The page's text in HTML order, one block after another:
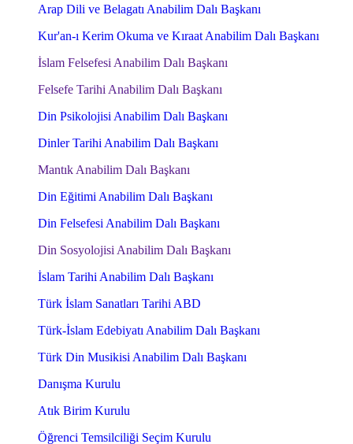
Arap Dili ve Belagatı Anabilim Dalı Başkanı
Kur'an-ı Kerim Okuma ve Kıraat Anabilim Dalı Başkanı
İslam Felsefesi Anabilim Dalı Başkanı
Felsefe Tarihi Anabilim Dalı Başkanı
Din Psikolojisi Anabilim Dalı Başkanı
Dinler Tarihi Anabilim Dalı Başkanı
Mantık Anabilim Dalı Başkanı
Din Eğitimi Anabilim Dalı Başkanı
Din Felsefesi Anabilim Dalı Başkanı
Din Sosyolojisi Anabilim Dalı Başkanı
İslam Tarihi Anabilim Dalı Başkanı
Türk İslam Sanatları Tarihi ABD
Türk-İslam Edebiyatı Anabilim Dalı Başkanı
Türk Din Musikisi Anabilim Dalı Başkanı
Danışma Kurulu
Atık Birim Kurulu
Öğrenci Temsilciliği Seçim Kurulu